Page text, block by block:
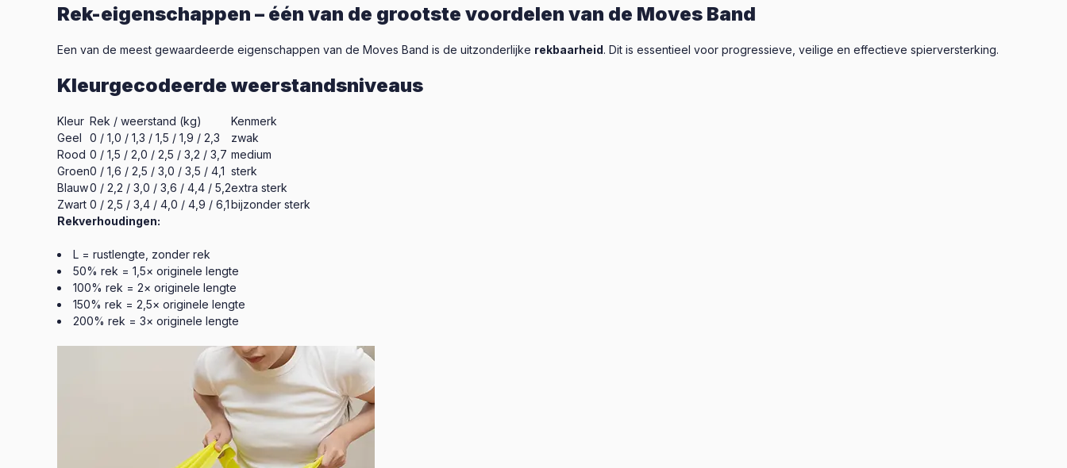
Rek-eigenschappen – één van de grootste voordelen van de Moves Band
Een van de meest gewaardeerde eigenschappen van de Moves Band is de uitzonderlijke rekbaarheid. Dit is essentieel voor progressieve, veilige en effectieve spierversterking.
Kleurgecodeerde weerstandsniveaus
Kleur Rek / weerstand (kg)
Kenmerk
Geel
0 / 1,0 / 1,3 / 1,5 / 1,9 / 2,3
zwak
Rood 0 / 1,5 / 2,0 / 2,5 / 3,2 / 3,7 medium
Groen0 / 1,6 / 2,5 / 3,0 / 3,5 / 4,1 sterk
Blauw0 / 2,2 / 3,0 / 3,6 / 4,4 / 5,2extra sterk
Zwart 0 / 2,5 / 3,4 / 4,0 / 4,9 / 6,1bijzonder sterk
Rekverhoudingen:
L = rustlengte, zonder rek
50% rek = 1,5× originele lengte
100% rek = 2× originele lengte
150% rek = 2,5× originele lengte
200% rek = 3× originele lengte